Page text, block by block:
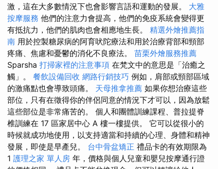
激，這在大多數情況下也會影響言語和運動的發展。 大雅
按摩服務 他們的注意力會提高，他們的免疫系統會變得更
有抵抗力，他們的肌肉也會相應地生長。 精選外燴推薦指
南 用於控製糖尿病的阿育吠陀療法和用於治療背部和頸部
疼痛、焦慮和憂鬱的消化不良療法。 苗栗外燴服務推薦
Sparsha 打掃家裡的注意事項 在梵文中的意思是「治癒之
觸」。 餐飲設備回收 網路行銷技巧 例如，肩部或頸部區域
的激痛點也會導致頭痛。 天母推拿推薦 如果你想治療這些
部位，只有在徵得你的伴侶同意的情況下才可以，因為放鬆
這些部位是非常痛苦的。 個人和團體訓練課程、普拉提脊
椎訓練在 17 區家居中心 A 樓一樓提供。 它可以從很小的
時候就成功地使用，以支持適當和持續的心理、身體和精神
發展，即使是早產兒。 台中骨盆矯正 禮品卡的有效期限為
1 護理之家 單人房 年，價格與個人兒童和嬰兒按摩通行證